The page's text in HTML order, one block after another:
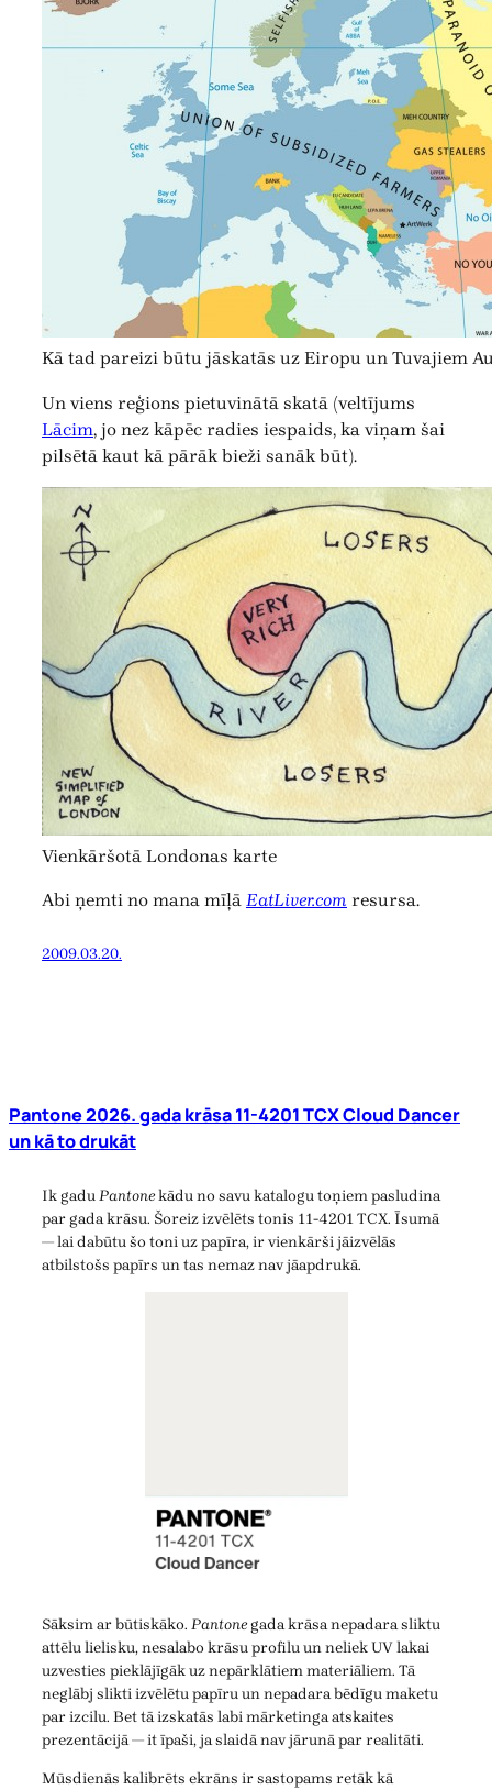
Kā tad pareizi būtu jāskatās uz Eiropu un Tuvajiem
Un viens reģions pietuvinātā skatā (veltījums
Lācim, jo nez kāpēc radies iespaids, ka viņam šai
pilsētā kaut kā pārāk bieži sanāk būt).
Vienkāršotā Londonas karte
Abi ņemti no mana mīļā EatLiver.com resursa.
2009.03.20.
Pantone 2026. gada krāsa 11-4201 TCX Cloud Dancer
un kā to drukāt
Ik gaduPantonekādu no savu katalogu toņiem pasludina
par gada krāsu. Šoreiz izvēlēts tonis 11-4201 TCX. Īsumā
— lai dabūtu šo toni uz papīra, ir vienkārši jāizvēlās
atbilstošs papīrs un tas nemaz nav jāapdrukā.
Sāksim ar būtiskāko. Pantonegada krāsa nepadara sliktu
attēlu lielisku, nesalabo krāsu profilu un neliek UV lakai
uzvesties pieklājīgāk uz nepārklātiem materiāliem. Tā
neglābj slikti izvēlētu papīru un nepadara bēdīgu maketu
par izcilu. Bet tā izskatās labi mārketinga atskaites
prezentācijā — it īpaši, ja slaidā nav jārunā par realitāti.
Mūsdienās kalibrēts ekrāns ir sastopams retāk kā